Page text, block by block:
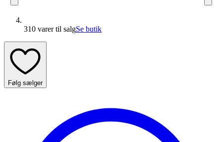
310 varertil salgSe butik
Følg sælger